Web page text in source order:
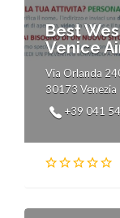
Best
Venice
Via Orlanda
30173 Venezia
+39 041